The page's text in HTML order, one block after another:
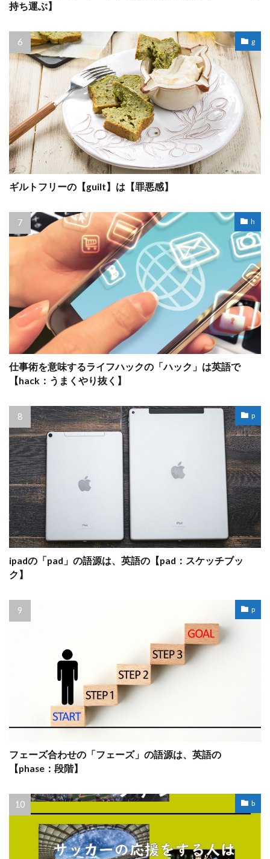
持ち運ぶ】
g
ギルトフリーの【guilt】は【罪悪感】
h
仕事術を意味するライフハックの「ハック」は英語で
【hack：うまくやり抜く】
p
ipadの「pad」の語源は、英語の【pad：スケッチブッ
ク】
p
フェーズ合わせの「フェーズ」の語源は、英語の
【phase：段階】
b